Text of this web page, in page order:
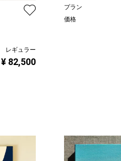
レギュラー
¥ 82,500
プラン
価格